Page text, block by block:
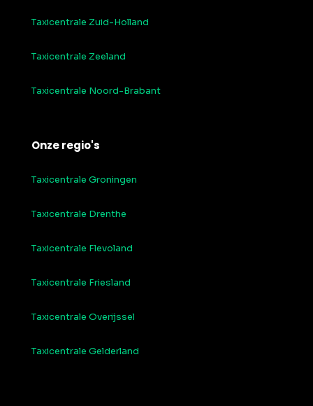
Taxicentrale Zuid-Holland
Taxicentrale Zeeland
Taxicentrale Noord-Brabant
Onze regio's
Taxicentrale Groningen
Taxicentrale Drenthe
Taxicentrale Flevoland
Taxicentrale Friesland
Taxicentrale Overijssel
Taxicentrale Gelderland